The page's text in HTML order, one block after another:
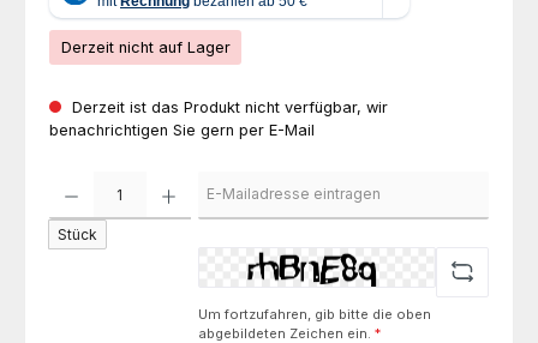
Derzeit nicht auf Lager
Derzeit ist das Produkt nicht verfügbar, wir
benachrichtigen Sie gern per E-Mail
Stück
Um fortzufahren, gib bitte die oben
abgebildeten Zeichen ein.*